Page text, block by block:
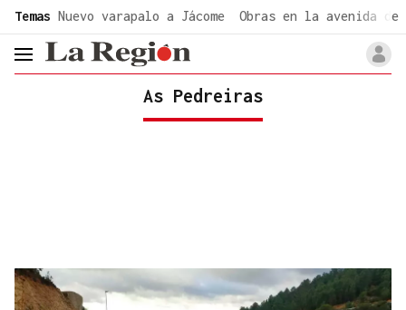
Temas Nuevo varapalo a Jácome Obras en la avenida de
header.menu.open
As Pedreiras